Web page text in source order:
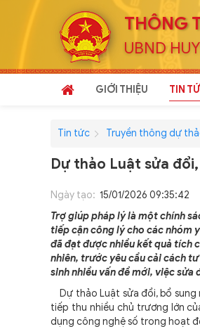
THÔNG
UBND
GIỚI THIỆU TIN
Tin tức Truyền thông dự
Dự thảo Luật sửa
Ngày tạo: 15/01/2026 09:35:42
Trợ giúp pháp lý là một chính
tiếp cận công lý cho các nhóm
đã đạt được nhiều kết quả tích
nhiên, trước yêu cầu cải cách
sinh nhiều vấn đề mới, việc sửa
Dự thảo Luật sửa đổi, bổ sung
tiếp thu nhiều chủ trương lớn
dụng công nghệ số trong hoạt